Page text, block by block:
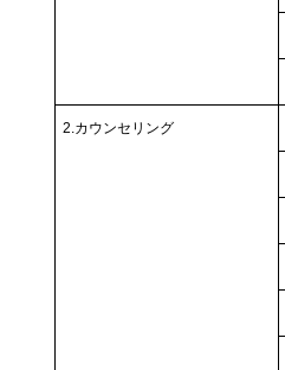
2.カウンセリング